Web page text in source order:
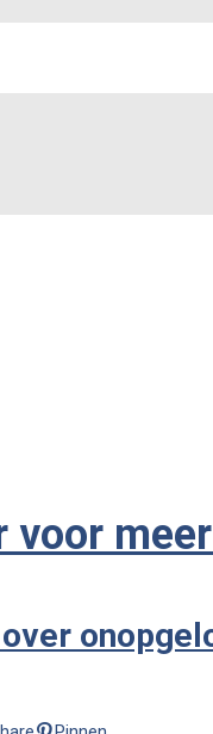
voor